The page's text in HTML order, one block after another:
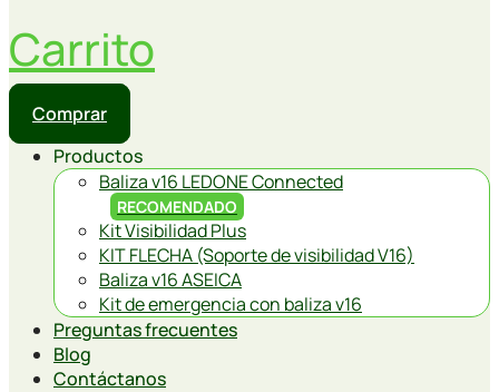
Carrito
Comprar
Productos
Baliza v16 LEDONE Connected
RECOMENDADO
Kit Visibilidad Plus
KIT FLECHA (Soporte de visibilidad V16)
Baliza v16 ASEICA
Kit de emergencia con baliza v16
Preguntas frecuentes
Blog
Contáctanos